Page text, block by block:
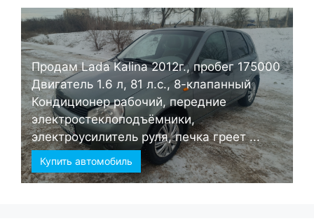
Продам Lada Kalina 2012г., пробег 175000
Двигатель 1.6 л, 81 л.с., 8-клапанный
Кондиционер рабочий, передние
электростеклоподъёмники,
электроусилитель руля, печка греет ...
Купить автомобиль